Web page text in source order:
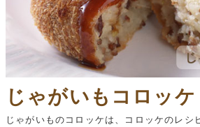
じゃがいもコロッケ
じゃがいものコロッケは、コロッケのレシ